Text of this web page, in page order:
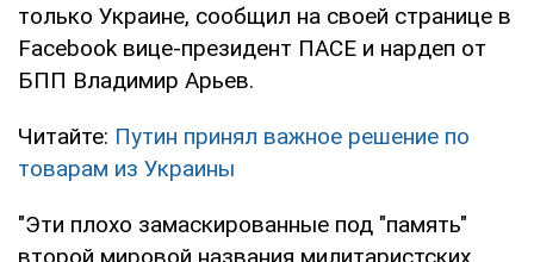
только Украине, сообщил на своей странице в
Facebook вице-президент ПАСЕ и нардеп от
БПП Владимир Арьев.
Читайте: Путин принял важное решение по
товарам из Украины
"Эти плохо замаскированные под "память"
второй мировой названия милитаристских